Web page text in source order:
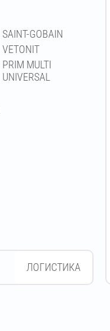
SAINT-GOBAIN
VETONIT
PRIM MULTI
UNIVERSAL
ЛОГИСТИКА